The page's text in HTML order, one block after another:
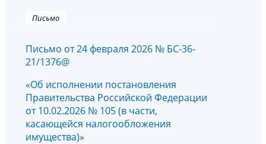
Письмо
Письмо от 24 февраля 2026 № БС-36-
21/1376@
«Об исполнении постановления
Правительства Российской Федерации
от 10.02.2026 № 105 (в части,
касающейся налогообложения
имущества)»